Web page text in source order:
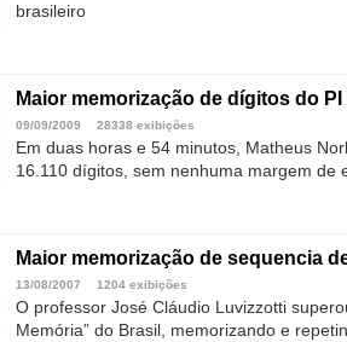
brasileiro
Maior memorização de dígitos do
09/09/2009 28338 exibições
Em duas horas e 54 minutos, Matheus
16.110 dígitos, sem nenhuma margem de
Maior memorização de sequencia
13/08/2007 1204 exibições
O professor José Cláudio Luvizzotti
Memória” do Brasil, memorizando e